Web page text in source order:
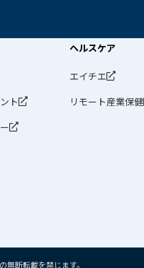
ト
ヘルスケア
エイチエ
リモート産業保健
断転載を禁じます。